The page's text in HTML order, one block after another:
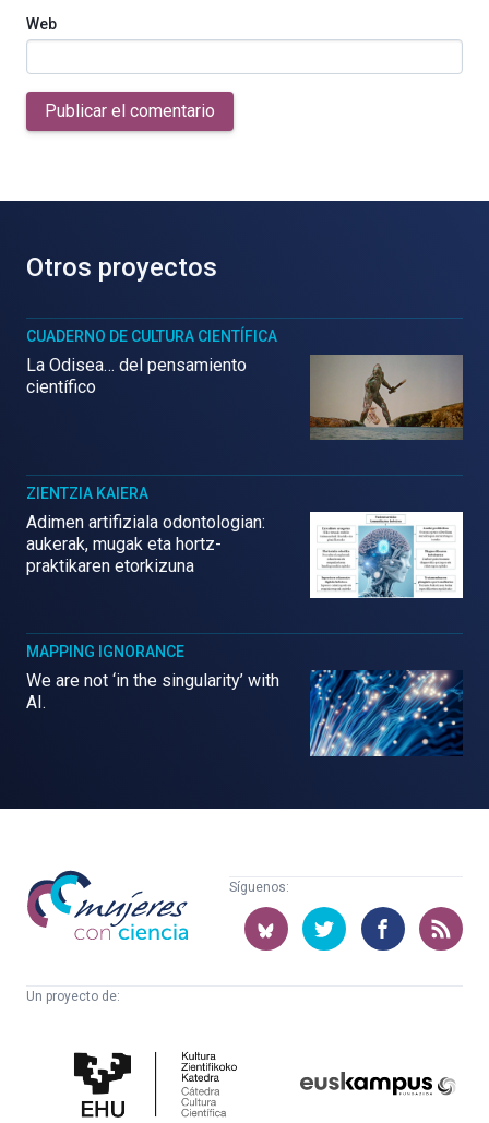
Web
Publicar el comentario
Otros proyectos
CUADERNO DE CULTURA CIENTÍFICA
La Odisea… del pensamiento
científico
ZIENTZIA KAIERA
Adimen artifiziala odontologian:
aukerak, mugak eta hortz-
praktikaren etorkizuna
MAPPING IGNORANCE
We are not ‘in the singularity’ with
AI.
Mujeres
con
ciencia
Síguenos:
Un proyecto de:
Cultura
Científica